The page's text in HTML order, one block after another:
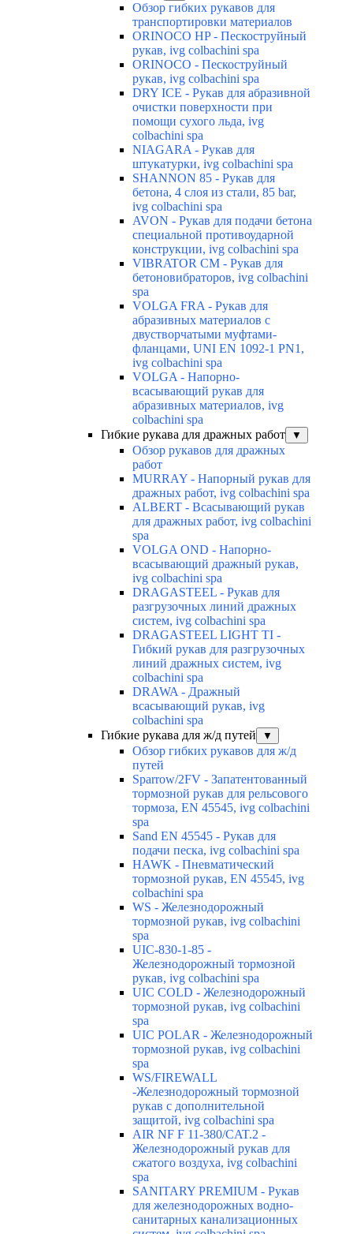
Обзор гибких рукавов для
транспортировки материалов
ORINOCO HP - Пескоструйный
рукав, ivg colbachini spa
ORINOCO - Пескоструйный
рукав, ivg colbachini spa
DRY ICE - Рукав для абразивной
очистки поверхности при
помощи сухого льда, ivg
colbachini spa
NIAGARA - Рукав для
штукатурки, ivg colbachini spa
SHANNON 85 - Рукав для
бетона, 4 слоя из стали, 85 bar,
ivg colbachini spa
AVON - Рукав для подачи бетона
специальной противоударной
конструкции, ivg colbachini spa
VIBRATOR CM - Рукав для
бетоновибраторов, ivg colbachini
spa
VOLGA FRA - Рукав для
абразивных материалов с
двустворчатыми муфтами-
фланцами, UNI EN 1092-1 PN1,
ivg colbachini spa
VOLGA - Напорно-
всасывающий рукав для
абразивных материалов, ivg
colbachini spa
Гибкие рукава для дражных работ
▼
Обзор рукавов для дражных
работ
MURRAY - Напорный рукав для
дражных работ, ivg colbachini spa
ALBERT - Всасывающий рукав
для дражных работ, ivg colbachini
spa
VOLGA OND - Напорно-
всасывающий дражный рукав,
ivg colbachini spa
DRAGASTEEL - Рукав для
разгрузочных линий дражных
систем, ivg colbachini spa
DRAGASTEEL LIGHT TI -
Гибкий рукав для разгрузочных
линий дражных систем, ivg
colbachini spa
DRAWA - Дражный
всасывающий рукав, ivg
colbachini spa
Гибкие рукава для ж/д путей
▼
Обзор гибких рукавов для ж/д
путей
Sparrow/2FV - Запатентованный
тормозной рукав для рельсового
тормоза, EN 45545, ivg colbachini
spa
Sand EN 45545 - Рукав для
подачи песка, ivg colbachini spa
HAWK - Пневматический
тормозной рукав, EN 45545, ivg
colbachini spa
WS - Железнодорожный
тормозной рукав, ivg colbachini
spa
UIC-830-1-85 -
Железнодорожный тормозной
рукав, ivg colbachini spa
UIC COLD - Железнодорожный
тормозной рукав, ivg colbachini
spa
UIC POLAR - Железнодорожный
тормозной рукав, ivg colbachini
spa
WS/FIREWALL
-Железнодорожный тормозной
рукав с дополнительной
защитой, ivg colbachini spa
AIR NF F 11-380/CAT.2 -
Железнодорожный рукав для
сжатого воздуха, ivg colbachini
spa
SANITARY PREMIUM - Рукав
для железнодорожных водно-
санитарных канализационных